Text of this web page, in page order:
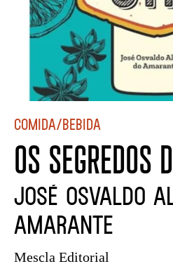
Comida/Bebida
OS SEGREDOS
JOSÉ OSVALDO
AMARANTE
Mescla Editorial